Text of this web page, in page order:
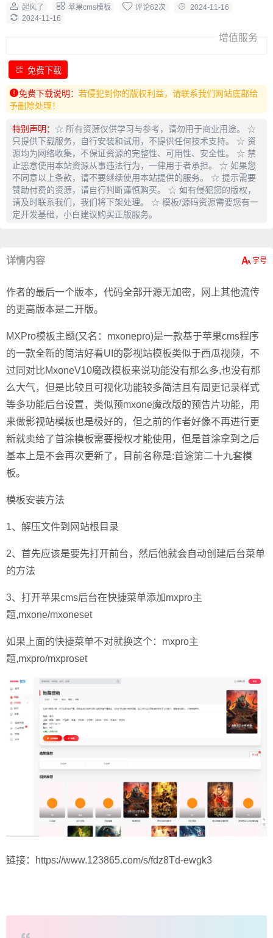
起风了 苹果cms模板 评论62次
2024-11-16
2024-11-16
增值服务
免费下载
免费下载说明： 若侵犯到你的版权利益，请联系我们网站底部给
予删除处理！
特别声明： ☆ 所有资源仅供学习与参考，请勿用于商业用途。 ☆
只提供下载服务，自行安装和试用，不提供任何技术支持。 ☆ 资
源均为网络收集，不保证资源的完整性、可用性、安全性。 ☆ 禁
止恶意使用本站资源从事违法行为，一律用于者承担。 ☆ 如果您
不同意以上条款，请不要继续使用本站提供的服务。 ☆ 提示需要
赞助付费的资源，请自行判断谨慎购买。 ☆ 如有侵犯您的版权，
请及时联系我们，我们将下架处理。 ☆ 模板/源码资源需要您有一
定开发基础，小白建议购买正版服务。
详情内容
作者的最后一个版本，代码全部开源无加密，网上其他流传
的更高版本是二开版。
MXPro模板主题(又名：mxonepro)是一款基于苹果cms程序
的一款全新的简洁好看UI的影视站模板类似于西瓜视频，不
过同对比MxoneV10魔改模板来说功能没有那么多,也没有那
么大气，但是比较且可视化功能较多简洁且有周更记录样式
等多功能后台设置，类似预mxone魔改版的预告片功能，用
来做影视站模板也是极好的，但之前的作者好像不再进行更
新就卖给了首涂模板需要授权才能使用，但是首涂拿到之后
基本上是不会再次更新了，目前名称是:首途第二十九套模
板。
模板安装方法
1、解压文件到网站根目录
2、首先应该是要先打开前台，然后他就会自动创建后台菜单
的方法
3、打开苹果cms后台在快捷菜单添加mxpro主
题,mxone/mxoneset
如果上面的快捷菜单不对就换这个：mxpro主
题,mxpro/mxproset
链接：https://www.123865.com/s/fdz8Td-ewgk3